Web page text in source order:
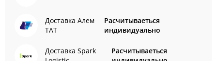
Доставка Алем
ТАТ
Расчитываеться
индивидуально
Доставка Spark
Расчитываеться